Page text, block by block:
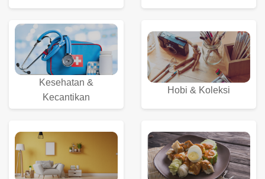
Kesehatan &
Kecantikan
Hobi & Koleksi